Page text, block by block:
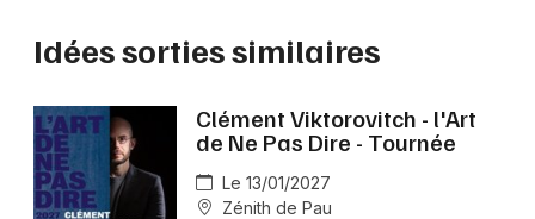
Idées sorties similaires
Clément Viktorovitch - l'Art
de Ne Pas Dire - Tournée
Le 13/01/2027
Zénith de Pau